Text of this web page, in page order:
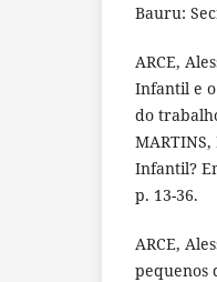
Bauru:
ARCE,
Infantil e
do
Infantil?
p. 13-36.
ARCE,
pequenos